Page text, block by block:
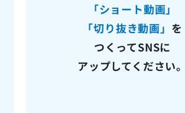
「ショート動画」
「切り抜き動画」 を
つくってSNSに
アップしてください。